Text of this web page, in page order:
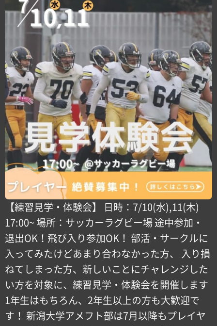
【練習見学・体験会】 日時：7/10(水),11(木)
17:00~ 場所：サッカーラグビー場 途中参加・
退出OK！飛び入り参加OK！ 部活・サークルに
入ってみたけどあまり合わなかった方、 入り損
ねてしまった方、新しいことにチャレンジした
い方を対象に、練習見学・体験会を開催します
1年生はもちろん、2年生以上の方も大歓迎で
す！ 新潟大学アメフト部は7月以降もプレイヤ